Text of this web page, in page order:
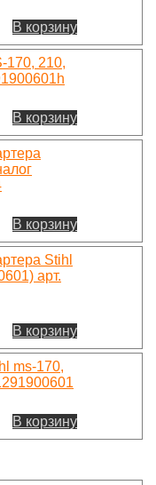
В корзину
170, 210,
В корзину
В корзину
Stihl
арт.
В корзину
ms-170,
В корзину